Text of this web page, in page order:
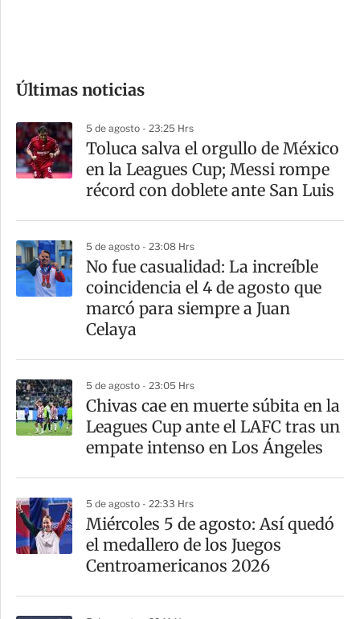
m
a
r
t
Últimas noticias
5 de agosto - 23:25 Hrs
Toluca salva el orgullo de México
en la Leagues Cup; Messi rompe
récord con doblete ante San Luis
5 de agosto - 23:08 Hrs
No fue casualidad: La increíble
coincidencia el 4 de agosto que
marcó para siempre a Juan
Celaya
5 de agosto - 23:05 Hrs
Chivas cae en muerte súbita en la
Leagues Cup ante el LAFC tras un
empate intenso en Los Ángeles
5 de agosto - 22:33 Hrs
Miércoles 5 de agosto: Así quedó
el medallero de los Juegos
Centroamericanos 2026